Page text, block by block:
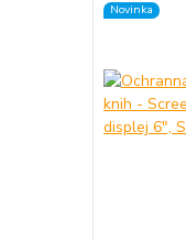
Novinka